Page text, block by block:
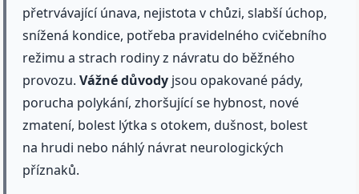
přetrvávající únava, nejistota v chůzi, slabší úchop,
snížená kondice, potřeba pravidelného cvičebního
režimu a strach rodiny z návratu do běžného
provozu.Vážné důvody jsou opakované pády,
porucha polykání, zhoršující se hybnost, nové
zmatení, bolest lýtka s otokem, dušnost, bolest
na hrudi nebo náhlý návrat neurologických
příznaků.